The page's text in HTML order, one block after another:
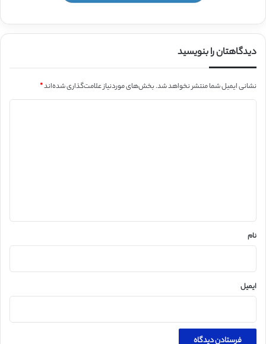
دیدگاهتان را بنویسید
نشانی ایمیل شما منتشر نخواهد شد.بخش‌های موردنیاز علامت‌گذاری شده‌اند*
نام
ایمیل